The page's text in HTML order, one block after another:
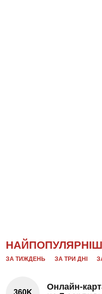
ЗА ТИЖДЕНЬ ЗА ТРИ ДНІ
360K
Онлайн-